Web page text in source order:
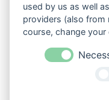
used by us as well
providers (also from
course, change